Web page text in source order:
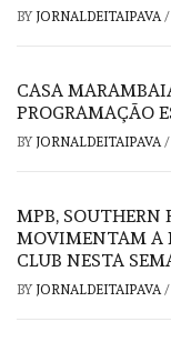
BY JORNALDEITAIPAVA/
CASA
PROGRAMAÇÃO
BY JORNALDEITAIPAVA/
MPB, SOUTHERN
MOVIMENTAM A
CLUB NESTA
BY JORNALDEITAIPAVA/